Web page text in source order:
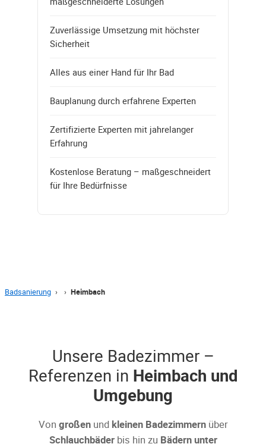
Zuverlässige Umsetzung mit höchster
Sicherheit
Alles aus einer Hand für Ihr Bad
Bauplanung durch erfahrene Experten
Zertifizierte Experten mit jahrelanger
Erfahrung
Kostenlose Beratung – maßgeschneidert
für Ihre Bedürfnisse
Badsanierung › › Heimbach
Unsere Badezimmer –
Referenzen in Heimbach und
Umgebung
Von großenund kleinen Badezimmernüber
Schlauchbäderbis hin zu Bädern unter